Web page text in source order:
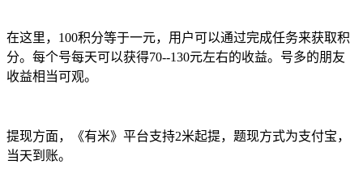
在这里，100积分等于一元，用户可以通过完成任务来获取积
分。每个号每天可以获得70--130元左右的收益。号多的朋友
收益相当可观。
提现方面，《有米》平台支持2米起提，题现方式为支付宝，
当天到账。